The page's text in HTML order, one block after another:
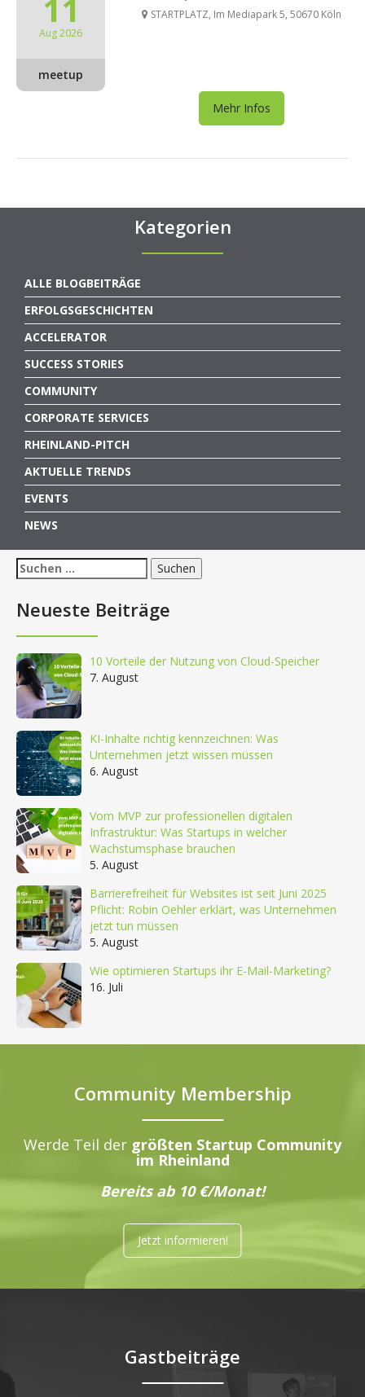
11
Aug 2026
meetup
STARTPLATZ, Im Mediapark 5, 50670 Köln
Mehr Infos
Kategorien
ALLE BLOGBEITRÄGE
ERFOLGSGESCHICHTEN
ACCELERATOR
SUCCESS STORIES
COMMUNITY
CORPORATE SERVICES
RHEINLAND-PITCH
AKTUELLE TRENDS
EVENTS
NEWS
Suchen
nach:
Neueste Beiträge
10 Vorteile der Nutzung von Cloud-Speicher
7. August
KI-Inhalte richtig kennzeichnen: Was
Unternehmen jetzt wissen müssen
6. August
Vom MVP zur professionellen digitalen
Infrastruktur: Was Startups in welcher
Wachstumsphase brauchen
5. August
Barrierefreiheit für Websites ist seit Juni 2025
Pflicht: Robin Oehler erklärt, was Unternehmen
jetzt tun müssen
5. August
Wie optimieren Startups ihr E-Mail-Marketing?
16. Juli
Community Membership
Werde Teil der größten Startup Community
im Rheinland
Bereits ab 10 €/Monat!
Jetzt informieren!
Gastbeiträge